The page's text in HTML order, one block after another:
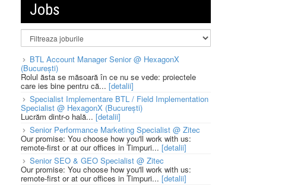
Jobs
BTL Account Manager Senior @ HexagonX
(București)
Rolul ăsta se măsoară în ce nu se vede: proiectele
care ies bine pentru că... [detalii]
Specialist Implementare BTL / Field Implementation
Specialist @ HexagonX (București)
Lucrăm dintr-o hală... [detalii]
Senior Performance Marketing Specialist @ Zitec
Our promise: You choose how you'll work with us:
remote-first or at our offices in Timpuri... [detalii]
Senior SEO & GEO Specialist @ Zitec
Our promise: You choose how you'll work with us:
remote-first or at our offices in Timpuri... [detalii]